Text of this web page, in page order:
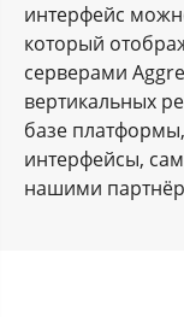
интерфейс
который
серверами
вертикальных
базе
интерфейсы,
нашими